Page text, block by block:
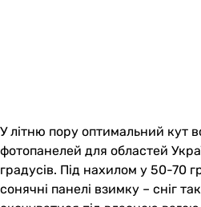
У літню пору оптимальний кут
фотопанелей для областей
градусів. Під нахилом у 50-70
сонячні панелі взимку – сніг